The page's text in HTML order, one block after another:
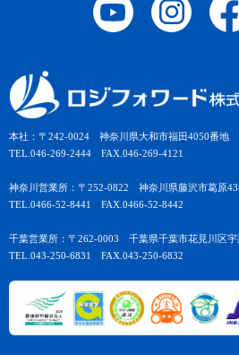
本社：〒242-0024 神奈川県大和市福田4050番地
TEL.046-269-2444 FAX.046-269-4121
神奈川営業所：〒252-0822 神奈川県藤沢市葛原
TEL.0466-52-8441 FAX.0466-52-8442
千葉営業所：〒262-0003 千葉県千葉市花見川区宇
TEL.043-250-6831 FAX.043-250-6832